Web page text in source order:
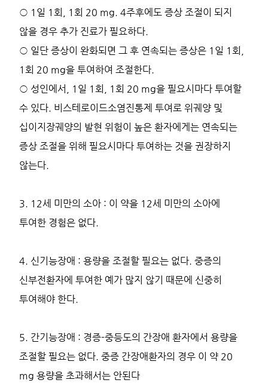
○ 1일 1회, 1회 20 mg. 4주후에도 증상 조절이 되지
않을 경우 추가 진료가 필요하다.
○ 일단 증상이 완화되면 그 후 연속되는 증상은 1일 1회,
1회 20 mg을 투여하여 조절한다.
○ 성인에서, 1일 1회, 1회 20 mg을 필요시마다 투여할
수 있다. 비스테로이드소염진통제 투여로 위궤양 및
십이지장궤양의 발현 위험이 높은 환자에게는 연속되는
증상 조절을 위해 필요시마다 투여하는 것을 권장하지
않는다.
3. 12세 미만의 소아 : 이 약을 12세 미만의 소아에
투여한 경험은 없다.
4. 신기능장애 : 용량을 조절할 필요는 없다. 중증의
신부전환자에 투여한 예가 많지 않기 때문에 신중히
투여해야 한다.
5. 간기능장애 : 경증-중등도의 간장애 환자에서 용량을
조절할 필요는 없다. 중증 간장애환자의 경우 이 약 20
mg 용량을 초과해서는 안된다